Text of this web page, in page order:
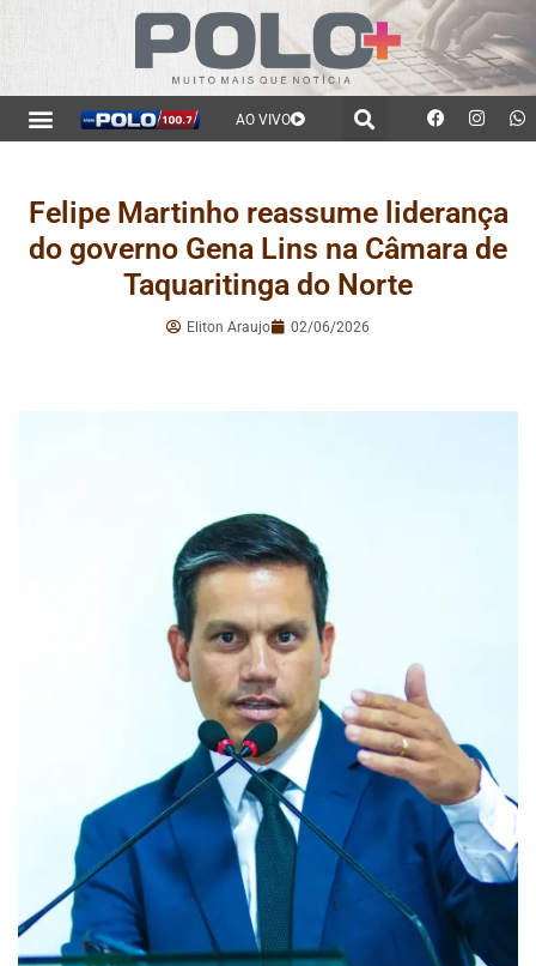
AO VIVO
Felipe Martinho reassume liderança
do governo Gena Lins na Câmara de
Taquaritinga do Norte
Eliton Araujo 02/06/2026